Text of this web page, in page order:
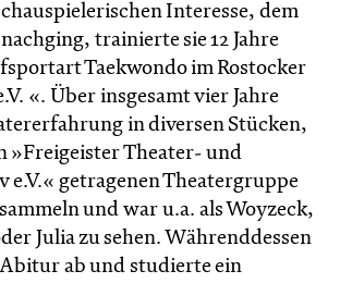
Interesse, dem
trainierte sie 12 Jahre
Taekwondo im Rostocker
«. Über insgesamt vier Jahre
in diversen Stücken,
»Freigeister Theater- und
getragenen Theatergruppe
und war u.a. als Woyzeck,
Julia zu sehen. Währenddessen
ab und studierte ein